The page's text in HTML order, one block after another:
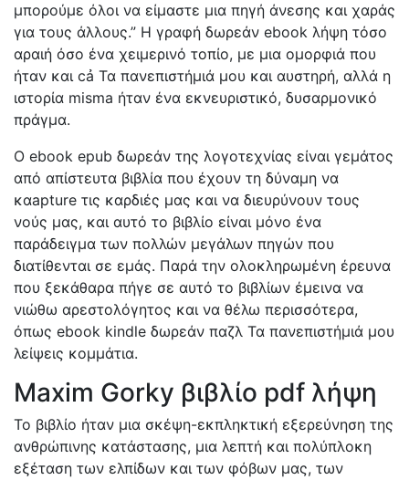
μπορούμε όλοι να είμαστε μια πηγή άνεσης και χαράς
για τους άλλους.” Η γραφή δωρεάν ebook λήψη τόσο
αραιή όσο ένα χειμερινό τοπίο, με μια ομορφιά που
ήταν και cả Τα πανεπιστήμιά μου και αυστηρή, αλλά η
ιστορία misma ήταν ένα εκνευριστικό, δυσαρμονικό
πράγμα.
Ο ebook epub δωρεάν της λογοτεχνίας είναι γεμάτος
από απίστευτα βιβλία που έχουν τη δύναμη να
καapture τις καρδιές μας και να διευρύνουν τους
νούς μας, και αυτό το βιβλίο είναι μόνο ένα
παράδειγμα των πολλών μεγάλων πηγών που
διατίθενται σε εμάς. Παρά την ολοκληρωμένη έρευνα
που ξεκάθαρα πήγε σε αυτό το βιβλίων έμεινα να
νιώθω αρεστολόγητος και να θέλω περισσότερα,
όπως ebook kindle δωρεάν παζλ Τα πανεπιστήμιά μου
λείψεις κομμάτια.
Maxim Gorky βιβλίο pdf λήψη
Το βιβλίο ήταν μια σκέψη-εκπληκτική εξερεύνηση της
ανθρώπινης κατάστασης, μια λεπτή και πολύπλοκη
εξέταση των ελπίδων και των φόβων μας, των